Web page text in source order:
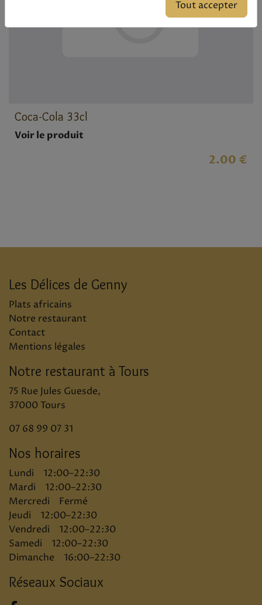
Coca-Cola 33cl
Voir le produit
2.00 €
Les Délices de Genny
Plats africains
Notre restaurant
Contact
Mentions légales
Notre restaurant à Tours
75 Rue Jules Guesde,
37000 Tours
07 68 99 07 31
Nos horaires
Lundi 12:00–22:30
Mardi 12:00–22:30
Mercredi Fermé
Jeudi 12:00–22:30
Vendredi 12:00–22:30
Samedi 12:00–22:30
Dimanche 16:00–22:30
Réseaux Sociaux
Tout accepter